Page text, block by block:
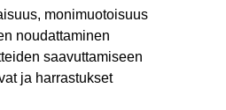
monimuotoisuus
noudattaminen
saavuttamiseen
ja harrastukset